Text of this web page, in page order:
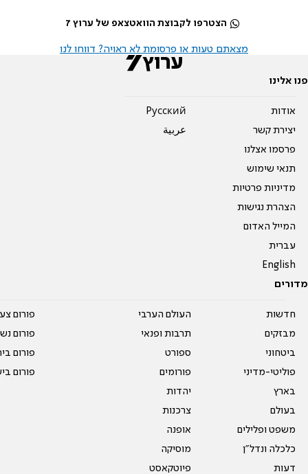
הצטרפו לקבוצת הוואטצאפ של ערוץ 7
מצאתם טעות או פרסומת לא ראויה? דווחו לנו
פנו אלינו
אודות
יצירת קשר
פרסמו אצלנו
תנאי שימוש
מדיניות פרטיות
הצהרת נגישות
המייל האדום
עברית
English
Pусский
عربية
מדורים
חדשות
מבזקים
ביטחוני
פוליטי-מדיני
בארץ
בעולם
משפט ופלילים
כלכלה ונדל"ן
דעות
העולם הערבי
תרבות ופנאי
ספורט
פורומים
יהדות
צרכנות
אופנה
מוסיקה
פיוטקאסט
פורום
פורום
פורום
פורום